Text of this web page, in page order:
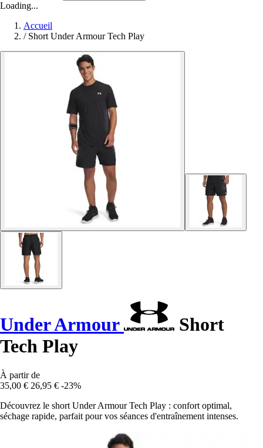
Loading...
Accueil
/ Short Under Armour Tech Play
Under Armour
Short
Tech Play
À partir de
35,00 € 26,95 € -23%
Découvrez le short Under Armour Tech Play : confort optimal,
séchage rapide, parfait pour vos séances d'entraînement intenses.